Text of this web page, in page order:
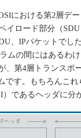
グロー
制御
新型コ
における第2層デ
イロード部分（
、IPパケットでし
ムの間にはあるわ
、第4層トランスポ
です。もちろんこ
であるヘッダに分